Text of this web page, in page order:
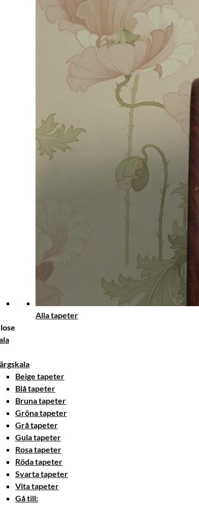
Alla tapeter
Beige tapeter
Blå tapeter
Bruna tapeter
Gröna tapeter
Grå tapeter
Gula tapeter
Rosa tapeter
Röda tapeter
Svarta tapeter
Vita tapeter
Gå till: